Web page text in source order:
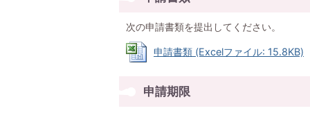
次の申請書類を提出してください。
申請書類 (Excelファイル: 15.8KB)
申請期限